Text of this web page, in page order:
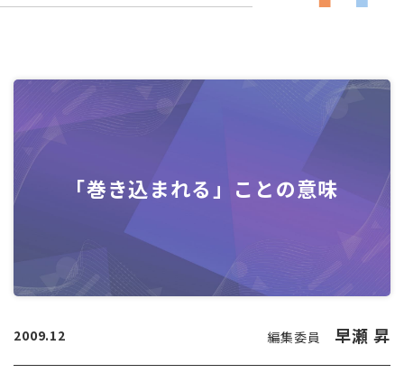
「巻き込まれる」ことの意味
2009.12 編集委員 早瀬 昇